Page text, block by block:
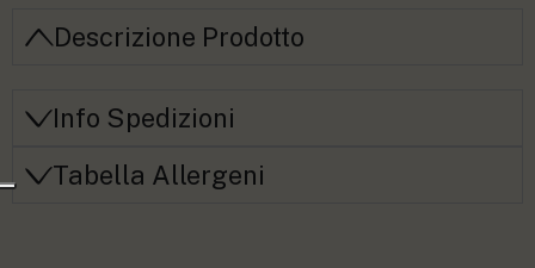
Descrizione Prodotto
Info Spedizioni
Tabella Allergeni